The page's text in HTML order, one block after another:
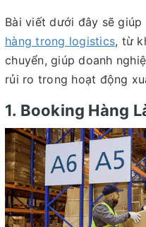
Bài viết dưới đây sẽ giúp
hàng trong logistics, từ
chuyển, giúp doanh
rủi ro trong hoạt động
1. Booking Hàng